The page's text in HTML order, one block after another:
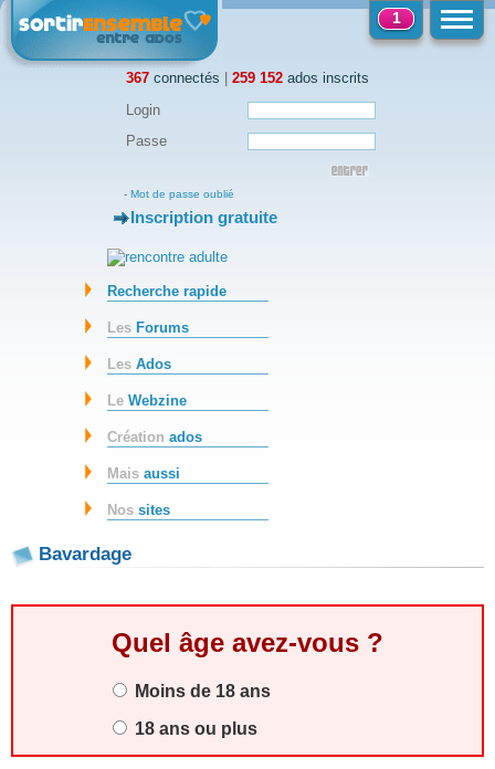
367 connectés | 259 152 ados inscrits
1
Login
Passe
- Mot de passe oublié
-Inscription gratuite
Recherche rapide
Les Forums
LesAdos
LeWebzine
Créationados
Maisaussi
Nossites
Bavardage
Quel âge avez-vous ?
Moins de 18 ans
18 ans ou plus